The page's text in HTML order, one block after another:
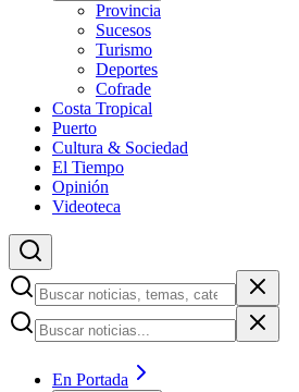
Provincia
Sucesos
Turismo
Deportes
Cofrade
Costa Tropical
Puerto
Cultura & Sociedad
El Tiempo
Opinión
Videoteca
En Portada